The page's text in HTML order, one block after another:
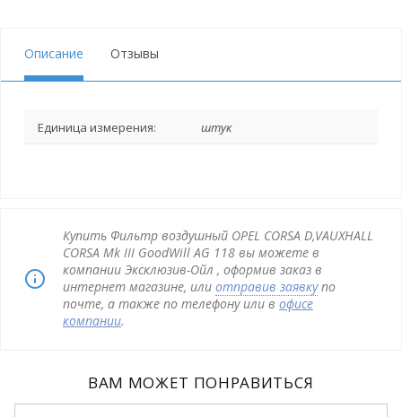
Описание Отзывы
Единица измерения: штук
Купить Фильтр воздушный OPEL CORSA D,VAUXHALL
CORSA Mk III GoodWill AG 118 вы можете в
компании Эксклюзив-Ойл , оформив заказ в
интернет магазине, или отправив заявкупо
почте, а также по телефону или в офисе
компании.
ВАМ МОЖЕТ ПОНРАВИТЬСЯ